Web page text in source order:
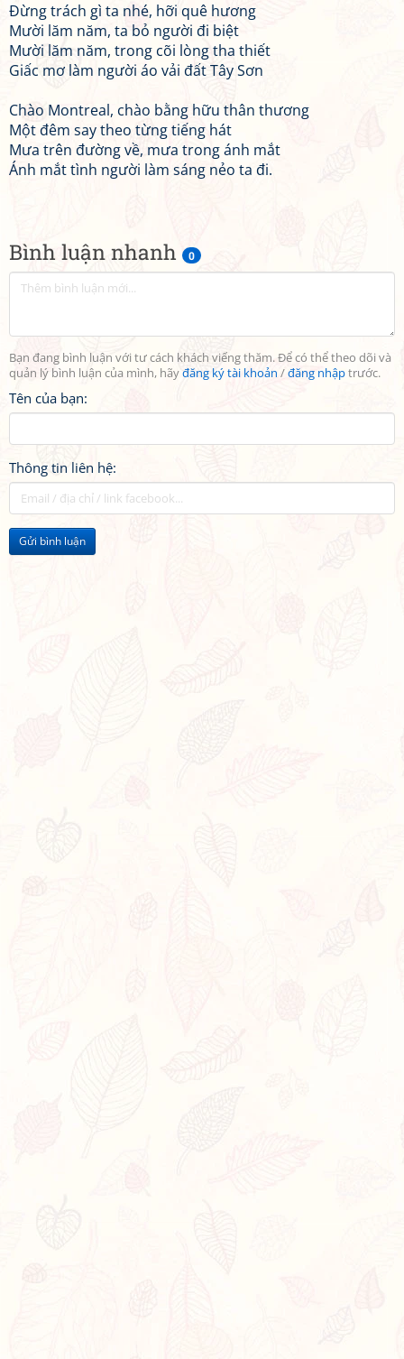
Bình luận nhanh 0
Bạn đang bình luận với tư cách khách viếng thăm. Để có thể theo dõi và
quản lý bình luận của mình, hãyđăng ký tài khoản /đăng nhậptrước.
Tên của bạn:
Thông tin liên hệ:
Gửi bình luận
Đừng trách gì ta nhé, hỡi quê hương
Mười lăm năm, ta bỏ người đi biệt
Mười lăm năm, trong cõi lòng tha thiết
Giấc mơ làm người áo vải đất Tây Sơn
Chào Montreal, chào bằng hữu thân thương
Một đêm say theo từng tiếng hát
Mưa trên đường về, mưa trong ánh mắt
Ánh mắt tình người làm sáng nẻo ta đi.